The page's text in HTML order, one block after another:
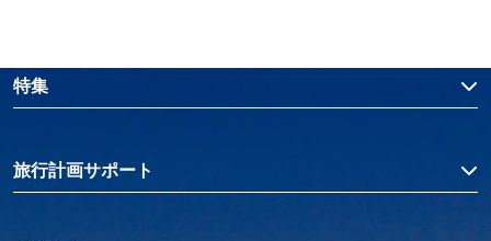
特集
旅行計画サポート